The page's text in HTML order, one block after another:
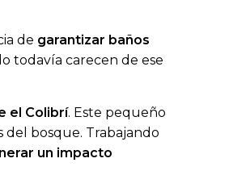
de garantizar baños
todavía carecen de ese
el Colibrí. Este pequeño
del bosque. Trabajando
un impacto